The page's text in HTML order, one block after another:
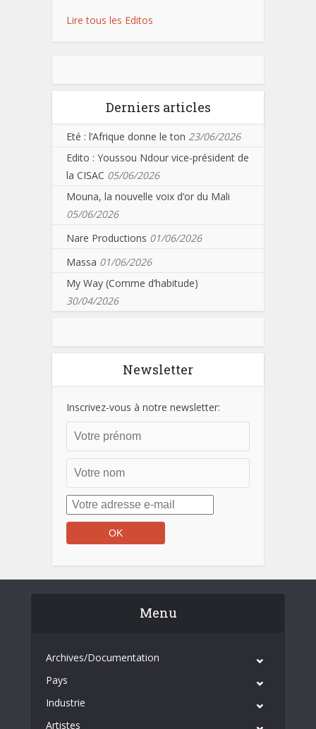
Lire tous les Editos
Derniers articles
Eté : l’Afrique donne le ton 23/06/2026
Edito : Youssou Ndour vice-président de
la CISAC 05/06/2026
Mouna, la nouvelle voix d’or du Mali
05/06/2026
Nare Productions 01/06/2026
Massa 01/06/2026
My Way (Comme d’habitude)
30/04/2026
Newsletter
Inscrivez-vous à notre newsletter:
Menu
Archives/Documentation
Pays
Industrie
Artistes